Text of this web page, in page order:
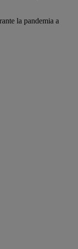
la pandemia a